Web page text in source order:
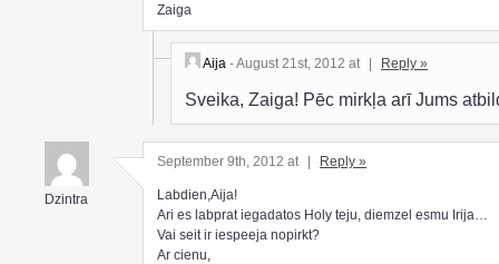
Zaiga
Aija - August 21st, 2012 at Reply »
Sveika, Zaiga! Pēc mirkļa arī Jums
Dzintra
September 9th, 2012 at | Reply »
Labdien,Aija!
Ari es labprat iegadatos Holy teju, diemzel esmu Irija…
Vai seit ir iespeeja nopirkt?
Ar cienu,